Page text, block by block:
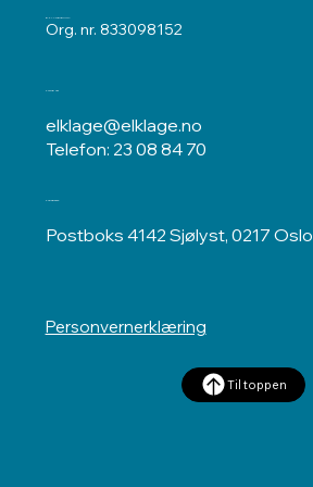
ELKLAGENEMNDA
Org. nr. 833098152
Kontakt oss
elklage@elklage.no
Telefon: 23 08 84 70
Postadresse
Postboks 4142 Sjølyst, 0217 Oslo
Personvernerklæring
Til toppen